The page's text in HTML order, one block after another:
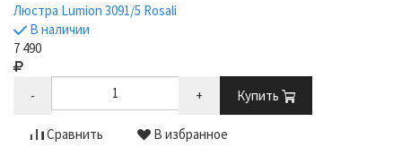
Люстра Lumion 3091/5 Rosali
В наличии
7 490
- + Купить
Сравнить В избранное